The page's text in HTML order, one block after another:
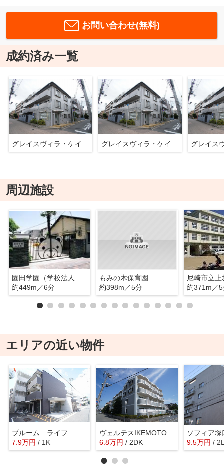
お問い合わせ(無料)
成約済み一覧
グレイスヴィラ・ケイ グレイスヴィラ・ケイ グレイス
周辺施設
約449m／6分
もみの木保育園
約398m／5分
尼崎市立
約371m／
エリアの近い物件
7.9万円 / 1K
ヴェルテスIKEMOTO
6.8万円 / 2DK
ソフィア塚
9.5万円 /